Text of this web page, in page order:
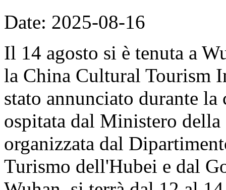
Date: 2025-08-16
Il 14 agosto si è tenuta a
la China Cultural Tourism
stato annunciato durante
ospitata dal Ministero
organizzata dal
Turismo dell'Hubei e dal